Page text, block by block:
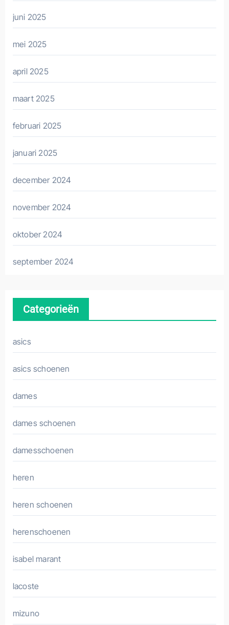
juni 2025
mei 2025
april 2025
maart 2025
februari 2025
januari 2025
december 2024
november 2024
oktober 2024
september 2024
Categorieën
asics
asics schoenen
dames
dames schoenen
damesschoenen
heren
heren schoenen
herenschoenen
isabel marant
lacoste
mizuno